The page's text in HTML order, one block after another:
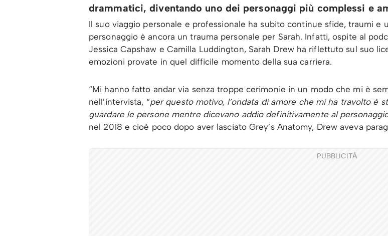
drammatici, diventando uno dei personaggi più complessi e
Il suo viaggio personale e professionale ha subito continue sfide, traumi e
personaggio è ancora un trauma personale per Sarah. Infatti, ospite al
Jessica Capshaw e Camilla Luddington, Sarah Drew ha riflettuto sul suo
emozioni provate in quel difficile momento della sua carriera.
“Mi hanno fatto andar via senza troppe cerimonie in un modo che mi è
nell’intervista, “per questo motivo, l’ondata di amore che mi ha travolto è
guardare le persone mentre dicevano addio definitivamente al
nel 2018 e cioè poco dopo aver lasciato Grey’s Anatomy, Drew aveva
PUBBLICITÀ